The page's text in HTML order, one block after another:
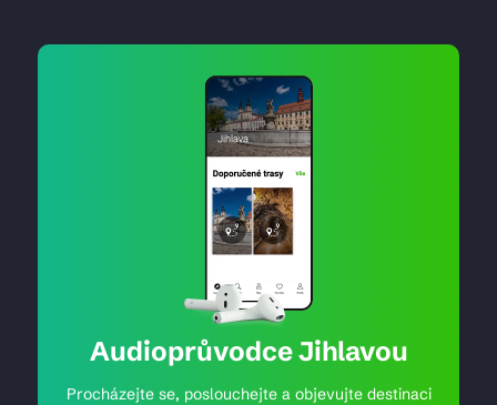
Audioprůvodce Jihlavou
Procházejte se, poslouchejte a objevujte destinaci